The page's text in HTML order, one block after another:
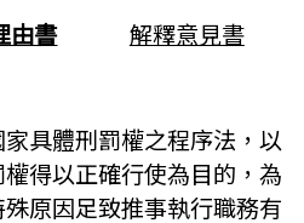
由書 解釋意見書
具體刑罰權之程序法，以
得以正確行使為目的，為
原因足致推事執行職務有